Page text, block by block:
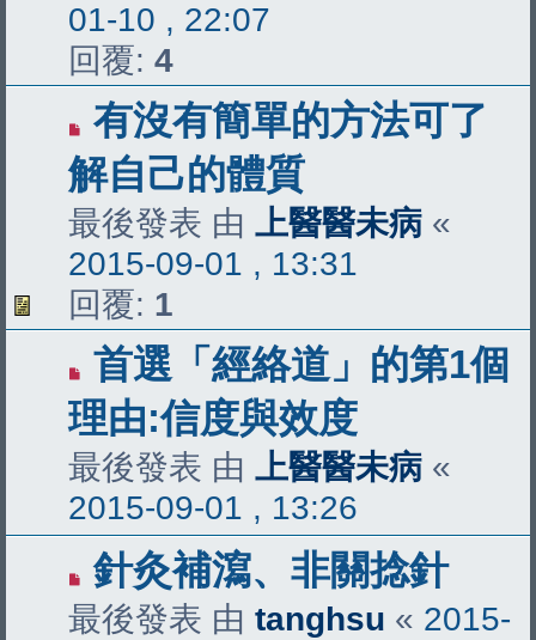
01-10 , 22:07
回覆: 4
有沒有簡單的方法可了
解自己的體質
最後發表 由 上醫醫未病 «
2015-09-01 , 13:31
回覆: 1
首選「經絡道」的第1個
理由:信度與效度
最後發表 由 上醫醫未病 «
2015-09-01 , 13:26
針灸補瀉、非關捻針
最後發表 由 tanghsu « 2015-